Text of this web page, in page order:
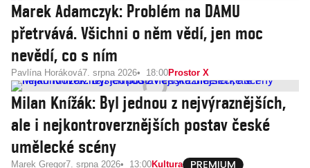
Marek Adamczyk: Problém na DAMU
přetrvává. Všichni o něm vědí, jen moc
nevědí, co s ním
Pavlína Horáková7. srpna 2026 18:00Prostor X
Milan Knížák: Byl jednou z nejvýraznějších,
ale i nejkontroverznějších postav české
umělecké scény
Marek Gregor7. srpna 2026 13:00Kultura